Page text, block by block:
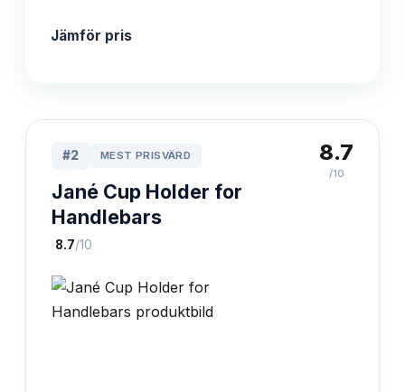
Jämför pris
#2 MEST PRISVÄRD
Jané Cup Holder for
Handlebars
·8.7/10
8.7
/10